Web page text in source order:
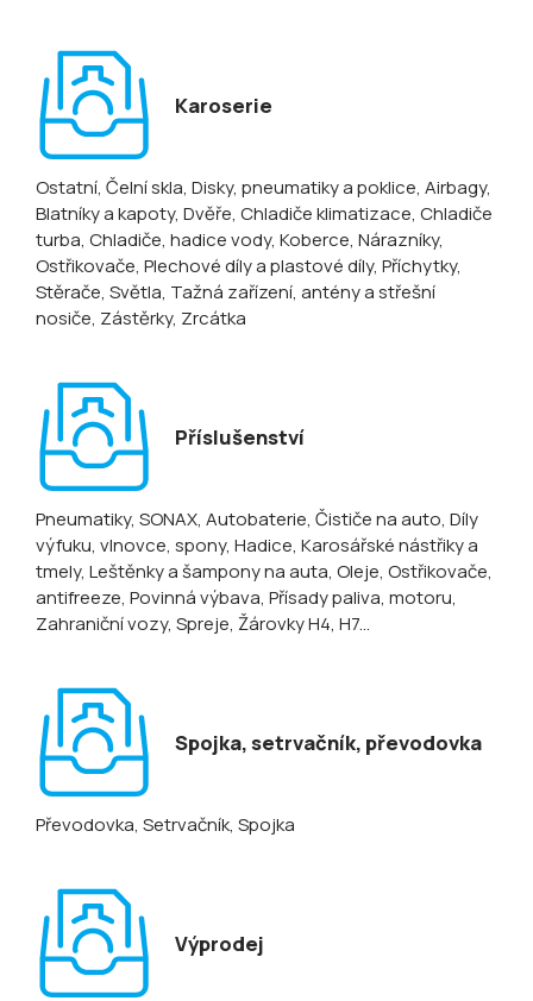
Karoserie
Ostatní, Čelní skla, Disky, pneumatiky a poklice, Airbagy,
Blatníky a kapoty, Dvěře, Chladiče klimatizace, Chladiče
turba, Chladiče, hadice vody, Koberce, Nárazníky,
Ostřikovače, Plechové díly a plastové díly, Příchytky,
Stěrače, Světla, Tažná zařízení, antény a střešní
nosiče, Zástěrky, Zrcátka
Příslušenství
Pneumatiky, SONAX, Autobaterie, Čističe na auto, Díly
výfuku, vlnovce, spony, Hadice, Karosářské nástřiky a
tmely, Leštěnky a šampony na auta, Oleje, Ostřikovače,
antifreeze, Povinná výbava, Přísady paliva, motoru,
Zahraniční vozy, Spreje, Žárovky H4, H7...
Spojka, setrvačník, převodovka
Převodovka, Setrvačník, Spojka
Výprodej